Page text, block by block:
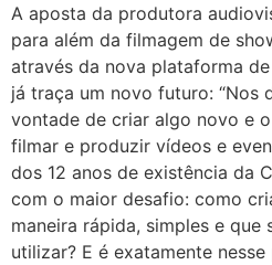
A aposta da produtora
para além da filmagem de
através da nova plataforma
já traça um novo futuro: “Nos
vontade de criar algo novo e
filmar e produzir vídeos e
dos 12 anos de existência da
com o maior desafio: como
maneira rápida, simples e
utilizar? E é exatamente